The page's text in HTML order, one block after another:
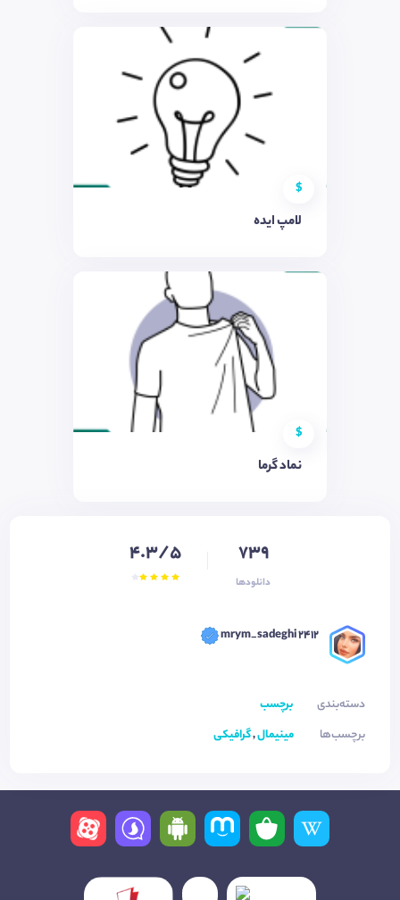
$
لامپ ایده
$
نماد گرما
739
دانلودها
4.3/5
mrym_sadeghi 2412
دسته‌بندی
برچسب
برچسب‌ها
مینیمال,گرافیکی